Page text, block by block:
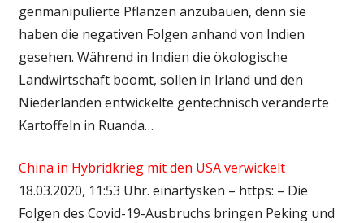
genmanipulierte Pflanzen anzubauen, denn sie
haben die negativen Folgen anhand von Indien
gesehen. Während in Indien die ökologische
Landwirtschaft boomt, sollen in Irland und den
Niederlanden entwickelte gentechnisch veränderte
Kartoffeln in Ruanda…
China in Hybridkrieg mit den USA verwickelt
18.03.2020, 11:53 Uhr. einartysken – https: – Die
Folgen des Covid-19-Ausbruchs bringen Peking und